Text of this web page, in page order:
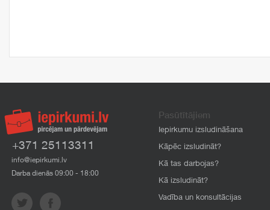
+371 25113311
info@iepirkumi.lv
Darba dienās 09:00 - 18:00
Pasūtītājiem
Iepirkumu izsludināšana
Kāpēc izsludināt?
Kā tas darbojas?
Kā izsludināt?
Vadība un konsultācijas